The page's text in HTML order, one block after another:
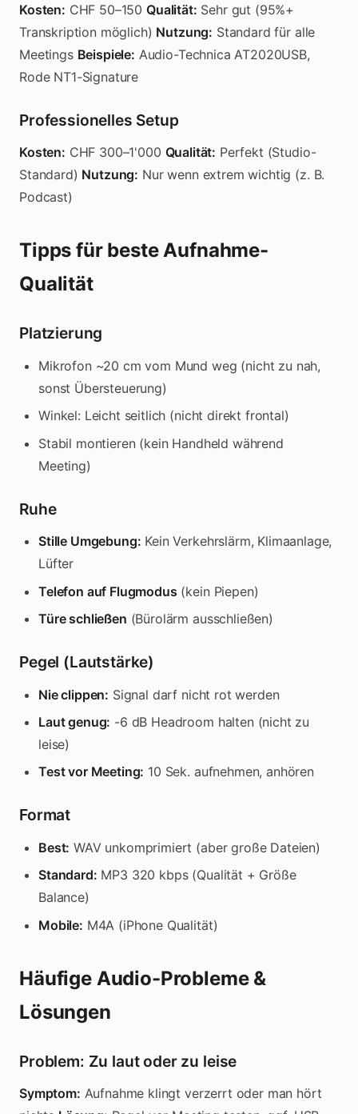
Test & Verifizierung vor Meeting
5 Min. vor deinem wichtigen Meeting:
MINU-AI öffnen
10-Sekunden-Testaufnahme machen
Pegel-Anzeige: Nicht rot, aber laut genug?
Speicherplatz: Genug für 3+ Stunden?
Spezielle Setups
Videokonferenz (Zoom, Teams, Meet)
Hybrid Meeting (Mix aus Präsenz + Remote)
Alle Sprecher sollten ein gutes Mikrofon haben – sonst ist
Große Konferenz (50+ Personen)
Budget-Optionen
CHF 0:Smartphone-Mikrofon (nur für Test)
CHF 50–100:USB-Kondensator-Mikrofon (für 90% aller
CHF 200–500:Professionaler Setup (Mikrofon + Preamp
CHF 1'000+:Studio-Qualität (overkill für Meetings)
Best Bang-for-Buck:CHF 70 USB-Mikrofon + CHF 10
Fazit: Investiere in Audio-Qualität
Nächster Schritt:
Kosten: CHF 50–150 Qualität: Sehr gut (95%+
Transkription möglich) Nutzung: Standard für alle
Meetings Beispiele: Audio-Technica AT2020USB,
Rode NT1-Signature
Professionelles Setup
Kosten: CHF 300–1'000 Qualität: Perfekt (Studio-
Standard) Nutzung: Nur wenn extrem wichtig (z. B.
Podcast)
Tipps für beste Aufnahme-
Qualität
Platzierung
Mikrofon ~20 cm vom Mund weg (nicht zu nah,
sonst Übersteuerung)
Winkel: Leicht seitlich (nicht direkt frontal)
Stabil montieren (kein Handheld während
Meeting)
Ruhe
Stille Umgebung: Kein Verkehrslärm, Klimaanlage,
Lüfter
Telefon auf Flugmodus (kein Piepen)
Türe schließen (Bürolärm ausschließen)
Pegel (Lautstärke)
Nie clippen: Signal darf nicht rot werden
Laut genug: -6 dB Headroom halten (nicht zu
leise)
Test vor Meeting: 10 Sek. aufnehmen, anhören
Format
Best: WAV unkomprimiert (aber große Dateien)
Standard: MP3 320 kbps (Qualität + Größe
Balance)
Mobile: M4A (iPhone Qualität)
Häufige Audio-Probleme &
Lösungen
Problem: Zu laut oder zu leise
Symptom: Aufnahme klingt verzerrt oder man hört